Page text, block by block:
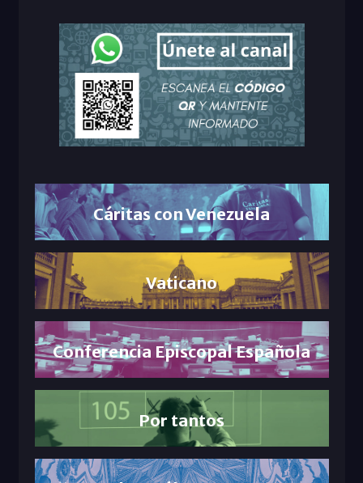
Cáritas con Venezuela
Vaticano
Conferencia Episcopal Española
Por tantos